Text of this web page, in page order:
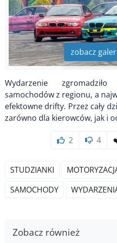
zobacz
Wydarzenie
samochodów z regionu, a
efektowne drifty. Przez cały
zarówno dla kierowców, jak i
2 4
STUDZIANKI
SAMOCHODY
Zobacz również